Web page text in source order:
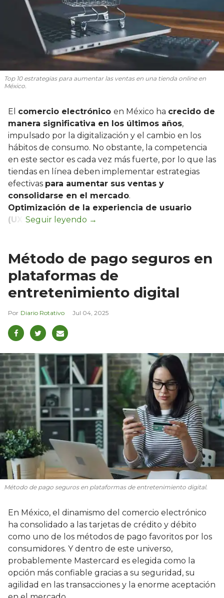
Top 10 estrategias para aumentar las ventas en una tienda online en
México.
El comercio electrónico en México ha crecido de
manera significativa en los últimos años,
impulsado por la digitalización y el cambio en los
hábitos de consumo. No obstante, la competencia
en este sector es cada vez más fuerte, por lo que las
tiendas en línea deben implementar estrategias
efectivas para aumentar sus ventas y
consolidarse en el mercado.
Optimización de la experiencia de usuario
(UX)
Método de pago seguros en
plataformas de
entretenimiento digital
Diario Rotativo Jul 04, 2025
Método de pago seguros en plataformas de entretenimiento digital.
En México, el dinamismo del comercio electrónico
ha consolidado a las tarjetas de crédito y débito
como uno de los métodos de pago favoritos por los
consumidores. Y dentro de este universo,
probablemente Mastercard es elegida como la
opción más confiable gracias a su seguridad, su
agilidad en las transacciones y la enorme aceptación